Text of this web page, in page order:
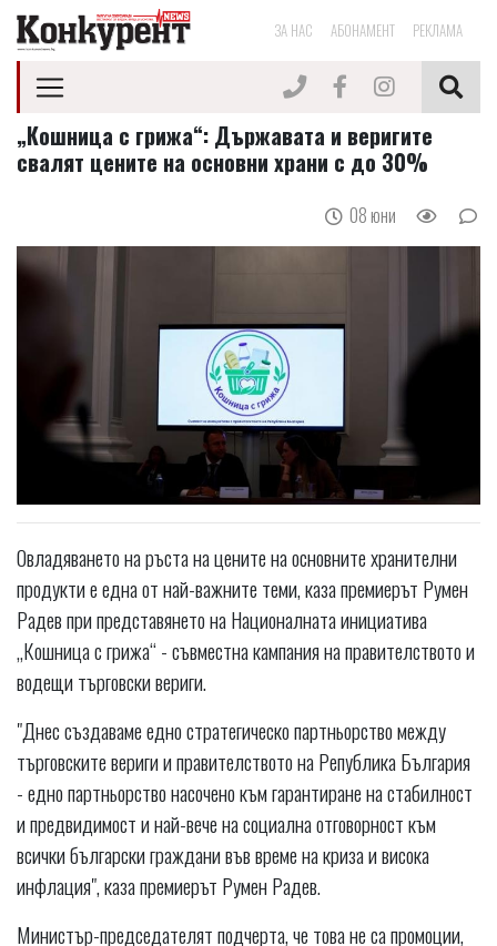
ЗА НАС АБОНАМЕНТ РЕКЛАМА
„Кошница с грижа“: Държавата и веригите
свалят цените на основни храни с до 30%
08 юни
Овладяването на ръста на цените на основните хранителни
продукти е една от най-важните теми, каза премиерът Румен
Радев при представянето на Националната инициатива
„Кошница с грижа“ - съвместна кампания на правителството и
водещи търговски вериги.
"Днес създаваме едно стратегическо партньорство между
търговските вериги и правителството на Република България
- едно партньорство насочено към гарантиране на стабилност
и предвидимост и най-вече на социална отговорност към
всички български граждани във време на криза и висока
инфлация", каза премиерът Румен Радев.
Министър-председателят подчерта, че това не са промоции,